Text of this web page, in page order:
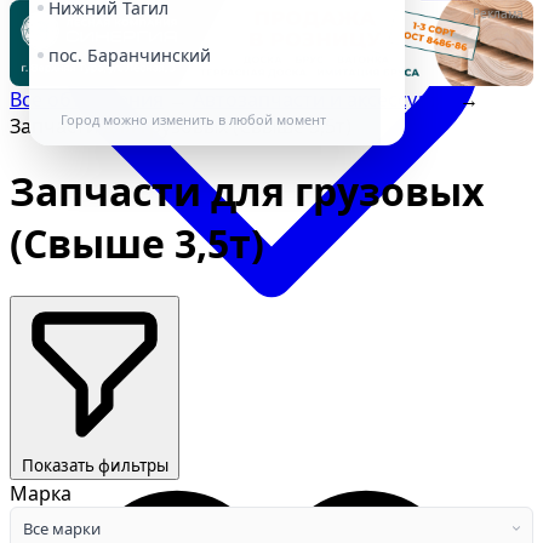
Нижний Тагил
пос. Баранчинский
Город можно изменить в любой момент
Избранное
Реклама
Все объявления Автозапчасти и аксессуары
→
Запчасти для грузовых (Свыше 3,5т)
Запчасти для грузовых
(Свыше 3,5т)
Марка
Все марки
Показать фильтры